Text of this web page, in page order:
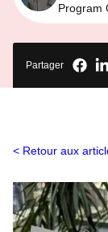
Program
Partager
Retour aux